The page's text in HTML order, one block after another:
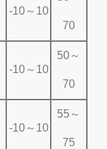
-10～10
70
-10～10
50～
70
-10～10
55～
75